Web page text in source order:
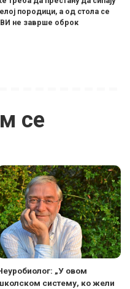
породици, а од стола се
не заврше оброк
се
„У овом
систему, ко жели